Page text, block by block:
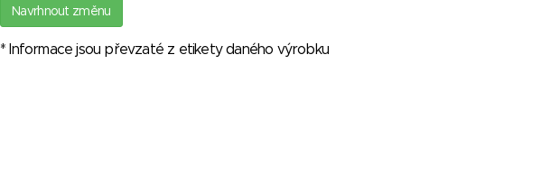
Navrhnout změnu
* Informace jsou převzaté z etikety daného výrobku